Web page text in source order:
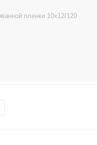
пленки 10х12/120